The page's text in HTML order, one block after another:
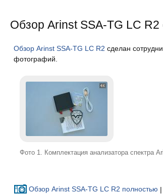
Обзор Arinst SSA-TG LC
Обзор Arinst SSA-TG LC R2 сделан
фотографий.
Фото 1. Комплектация анализатора спектра
Обзор Arinst SSA-TG LC R2 полностью